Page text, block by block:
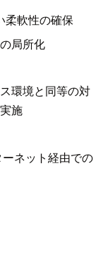
柔軟性の確保
局所化
環境と同等の対
施
ネット経由での